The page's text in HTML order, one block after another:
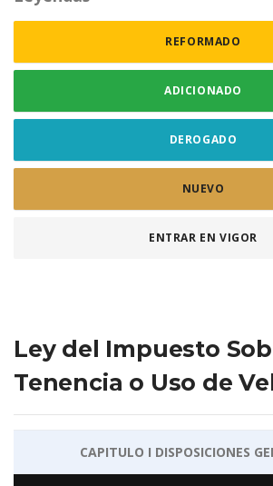
REFORMADO
ADICIONADO
DEROGADO
NUEVO
ENTRAR EN VIGOR
Ley del Impuesto
Tenencia o Uso de
CAPITULO I DISPOSICIONES